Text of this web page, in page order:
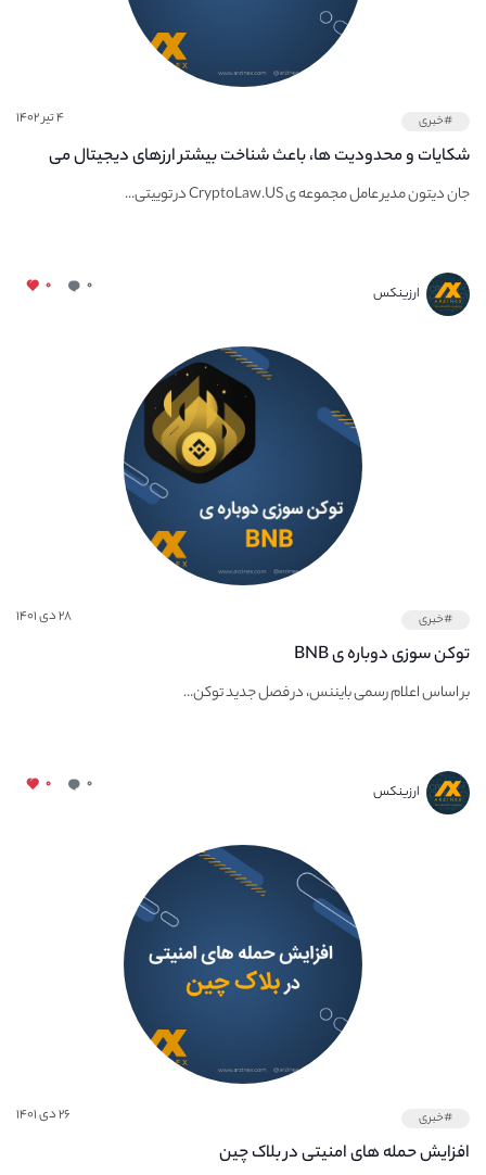
#خبری ۴ تیر ۱۴۰۲
شکایات و محدودیت ها، باعث شناخت بیشتر ارزهای دیجیتال می
شود
جان دیتون مدیر عامل مجموعه ی CryptoLaw.US در توییتی...
ارزینکس ۰ ۰
#خبری ۲۸ دی ۱۴۰۱
توکن سوزی دوباره ی BNB
بر اساس اعلام رسمی بایننس، در فصل جدید توکن...
ارزینکس ۰ ۰
#خبری ۲۶ دی ۱۴۰۱
افزایش حمله‌ های امنیتی در بلاک چین